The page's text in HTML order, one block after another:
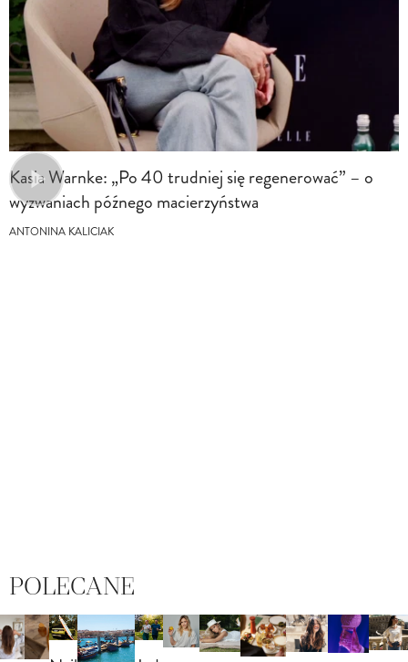
Kasia Warnke: „Po 40 trudniej się regenerować” – o
wyzwaniach późnego macierzyństwa
ANTONINA KALICIAK
POLECANE